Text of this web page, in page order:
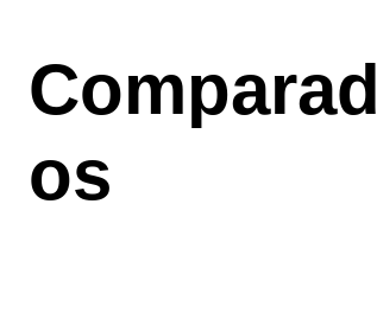
contenu
principal
Comparad
os